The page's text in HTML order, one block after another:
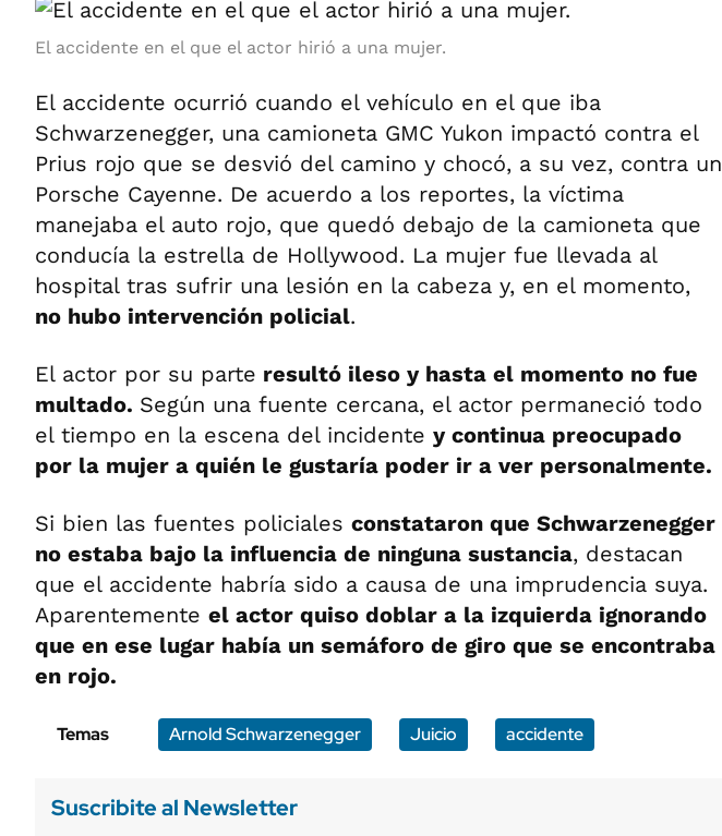
El accidente en el que el actor hirió a una mujer.
El accidente ocurrió cuando el vehículo en el que iba
Schwarzenegger, una camioneta GMC Yukon impactó contra el
Prius rojo que se desvió del camino y chocó, a su vez, contra un
Porsche Cayenne. De acuerdo a los reportes, la víctima
manejaba el auto rojo, que quedó debajo de la camioneta que
conducía la estrella de Hollywood. La mujer fue llevada al
hospital tras sufrir una lesión en la cabeza y, en el momento,
no hubo intervención policial.
El actor por su parte resultó ileso y hasta el momento no fue
multado. Según una fuente cercana, el actor permaneció todo
el tiempo en la escena del incidente y continua preocupado
por la mujer a quién le gustaría poder ir a ver personalmente.
Si bien las fuentes policiales constataron que Schwarzenegger
no estaba bajo la influencia de ninguna sustancia, destacan
que el accidente habría sido a causa de una imprudencia suya.
Aparentemente el actor quiso doblar a la izquierda ignorando
que en ese lugar había un semáforo de giro que se encontraba
en rojo.
Temas Arnold Schwarzenegger Juicio accidente
Suscribite al Newsletter